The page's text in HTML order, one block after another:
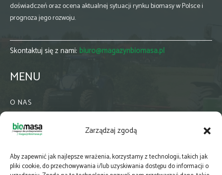
Zarządzaj zgodą
Aby zapewnić jak najlepsze wrażenia, korzystamy z technologii, takich jak
pliki cookie, do przechowywania i/lub uzyskiwania dostępu do informacji o
doświadczeń oraz ocena aktualnej sytuacji rynku biomasy w Polsce i
prognoza jego rozwoju.
Skontaktuj się z nami: biuro@magazynbiomasa.pl
MENU
O NAS
WSPÓŁPRACA
PRENUMERATA